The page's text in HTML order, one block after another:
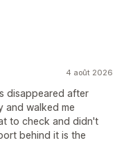
4 août 2026
disappeared after
and walked me
to check and didn't
behind it is the